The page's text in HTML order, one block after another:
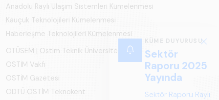
KÜME DUYURUSU
Sektör
Raporu 2025
Yayında
Sektör Raporu Raylı
Anadolu Raylı Ulaşım Sistemleri Kümelenmesi
Kauçuk Teknolojileri Kümelenmesi
Haberleşme Teknolojileri Kümelenmesi
OTÜSEM | Ostim Teknik Üniversitesi
OSTİM Vakfı
OSTİM Gazetesi
ODTÜ OSTİM Teknokent